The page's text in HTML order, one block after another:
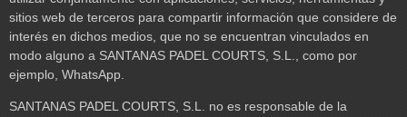
sitios web de terceros para compartir información que considere de
interés en dichos medios, que no se encuentran vinculados en
modo alguno a SANTANAS PADEL COURTS, S.L., como por
ejemplo, WhatsApp.
SANTANAS PADEL COURTS, S.L. no es responsable de la